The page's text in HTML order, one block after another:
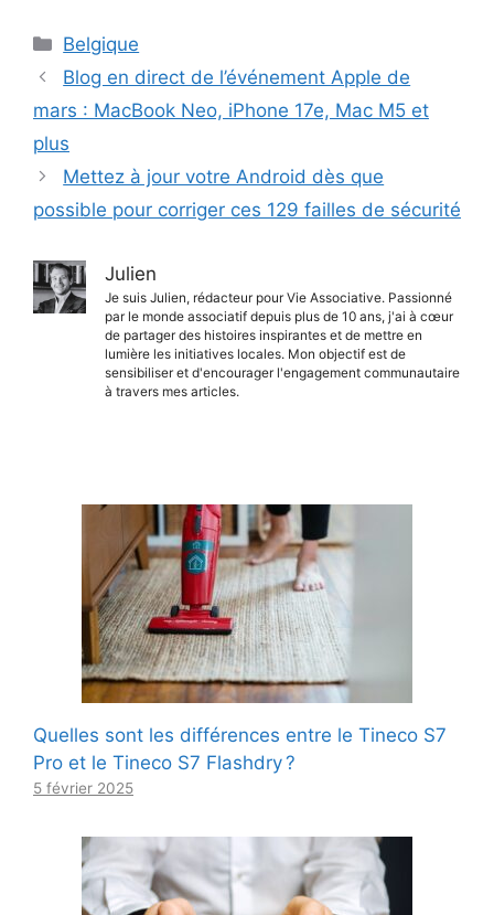
Catégories
Belgique
Blog en direct de l’événement Apple de
mars : MacBook Neo, iPhone 17e, Mac M5 et
plus
Mettez à jour votre Android dès que
possible pour corriger ces 129 failles de sécurité
Julien
Je suis Julien, rédacteur pour Vie Associative. Passionné
par le monde associatif depuis plus de 10 ans, j'ai à cœur
de partager des histoires inspirantes et de mettre en
lumière les initiatives locales. Mon objectif est de
sensibiliser et d'encourager l'engagement communautaire
à travers mes articles.
Quelles sont les différences entre le Tineco S7
Pro et le Tineco S7 Flashdry ?
5 février 2025